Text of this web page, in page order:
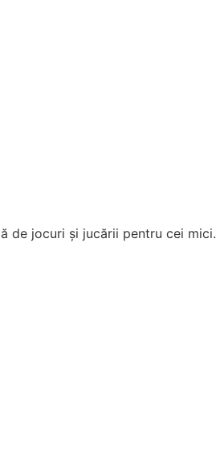
de jocuri și jucării pentru cei mici.